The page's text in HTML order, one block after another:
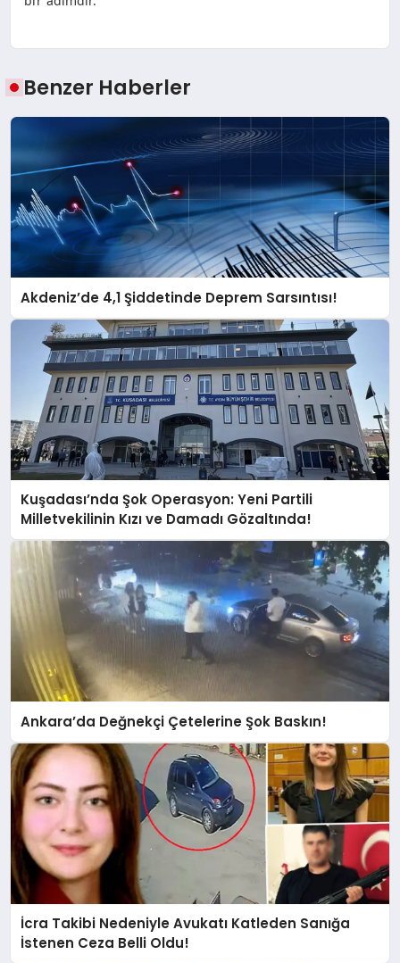
Benzer Haberler
Akdeniz’de 4,1 Şiddetinde Deprem Sarsıntısı!
Kuşadası’nda Şok Operasyon: Yeni Partili
Milletvekilinin Kızı ve Damadı Gözaltında!
Ankara’da Değnekçi Çetelerine Şok Baskın!
İcra Takibi Nedeniyle Avukatı Katleden Sanığa
İstenen Ceza Belli Oldu!